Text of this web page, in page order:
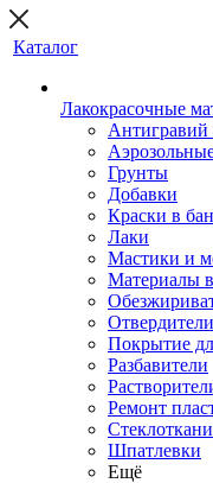
Каталог
Лакокрасочные
Антигравий
Грунты
Добавки
Краски в
Лаки
Мастики и
Материалы
Отвердители
Покрытие
Разбавители
Ремонт
Шпатлевки
Ещё